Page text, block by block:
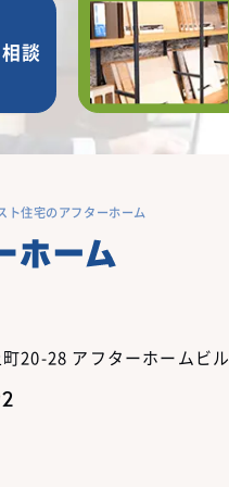
談
ト住宅のアフターホーム
20-28 アフターホームビル